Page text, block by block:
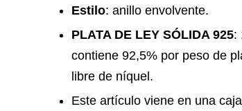
Estilo: anillo envolvente.
PLATA DE LEY SÓLIDA 925:
contiene 92,5% por peso de
libre de níquel.
Este artículo viene en una